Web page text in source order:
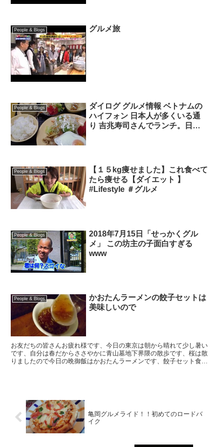
People & Blogs グルメ旅
People & Blogs
ダイログ グルメ情報 ベトナムの
ハイフォン 日本人が多くいる通
り 吉兆寿司さんでランチ。日本
People & Blogs
【１５kg痩せました】これ食べて
たら痩せる【ダイエット 】
#Lifestyle ＃グルメ
People & Blogs
2018年7月15日「せっかくグル
メ」 この坊主の子面白すぎる
www
People & Blogs
かおたんラーメンの餃子セットは
美味しいので
お友だちの皆さんお疲れ様です、今日の東京は朝から晴れて少し暑い
です、自分は春だからささやかに青山墓地下界隈の散歩です、桜は散
りましたので今日の晩御飯はかおたんラーメンです、餃子セット食べ
亀岡グルメライド！！初めてのロードバ
イク